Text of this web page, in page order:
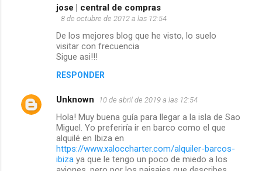
jose | central de compras
8 de octubre de 2012 a las 12:54
De los mejores blog que he visto, lo suelo
visitar con frecuencia
Sigue asi!!!
RESPONDER
Unknown 10 de abril de 2019 a las 12:54
Hola! Muy buena guía para llegar a la isla de Sao
Miguel. Yo preferiría ir en barco como el que
alquilé en Ibiza en
https://www.xaloccharter.com/alquiler-barcos-
ibiza ya que le tengo un poco de miedo a los